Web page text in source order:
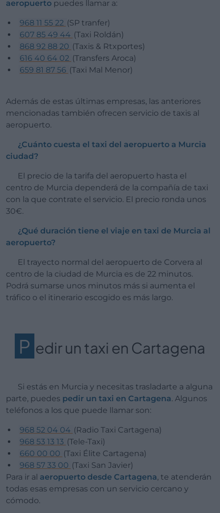
aeropuerto puedes llamar a:
968 11 55 22 (SP tranfer)
607 85 49 44 (Taxi Roldán)
868 92 88 20 (Taxis & Rtxportes)
616 40 64 02 (Transfers Aroca)
659 81 87 56 (Taxi Mal Menor)
Además de estas últimas empresas, las anteriores
mencionadas también ofrecen servicio de taxis al
aeropuerto.
¿Cuánto cuesta el taxi del aeropuerto a Murcia
ciudad?
El precio de la tarifa del aeropuerto hasta el
centro de Murcia dependerá de la compañía de taxi
con la que contrate el servicio. El precio ronda unos
30€.
¿Qué duración tiene el viaje en taxi de Murcia al
aeropuerto?
El trayecto normal del aeropuerto de Corvera al
centro de la ciudad de Murcia es de 22 minutos.
Podrá sumarse unos minutos más si aumenta el
tráfico o el itinerario escogido es más largo.
P edir un taxi en Cartagena
Si estás en Murcia y necesitas trasladarte a alguna
parte, puedes pedir un taxi en Cartagena. Algunos
teléfonos a los que puede llamar son:
968 52 04 04 (Radio Taxi Cartagena)
968 53 13 13 (Tele-Taxi)
660 00 00 (Taxi Élite Cartagena)
968 57 33 00 (Taxi San Javier)
Para ir al aeropuerto desde Cartagena, te atenderán
todas esas empresas con un servicio cercano y
cómodo.